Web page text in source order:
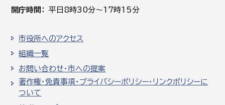
開庁時間
平日8時30分～17時15分
市役所へのアクセス
組織一覧
お問い合わせ・市への提案
著作権・免責事項・プライバシーポリシー・リンクポリシーに
ついて